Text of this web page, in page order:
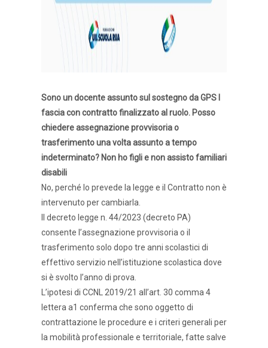
Sono un docente assunto sul sostegno da GPS I
fascia con contratto finalizzato al ruolo. Posso
chiedere assegnazione provvisoria o
trasferimento una volta assunto a tempo
indeterminato? Non ho figli e non assisto familiari
disabili
No, perché lo prevede la legge e il Contratto non è
intervenuto per cambiarla.
Il decreto legge n. 44/2023 (decreto PA)
consente l’assegnazione provvisoria o il
trasferimento solo dopo tre anni scolastici di
effettivo servizio nell’istituzione scolastica dove
si è svolto l’anno di prova.
L’ipotesi di CCNL 2019/21 all’art. 30 comma 4
lettera a1 conferma che sono oggetto di
contrattazione le procedure e i criteri generali per
la mobilità professionale e territoriale, fatte salve